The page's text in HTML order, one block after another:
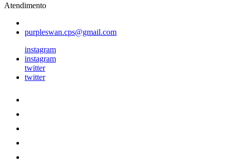
Atendimento
purpleswan.cps@gmail.com
instagram
instagram
twitter
twitter